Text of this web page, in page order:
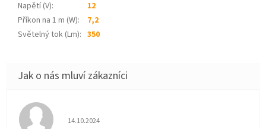
Napětí (V):
12
Příkon na 1 m (W):
7,2
Světelný tok (Lm): 350
Hodnocení obchodu je 5 z 5 hvězdiček.
14.10.2024